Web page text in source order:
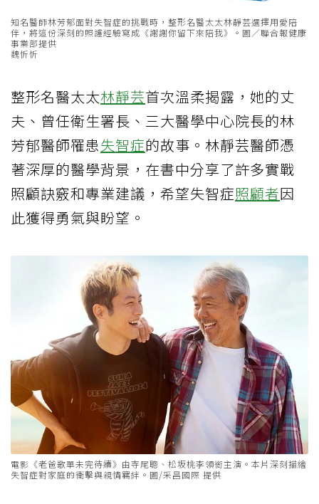
知名醫師林芳郁面對失智症的挑戰時，整形名醫太太林靜芸選擇用愛陪
伴，將這份深刻的照護經驗寫成《謝謝你留下來陪我》。圖／聯合報健康
事業部提供
魏忻忻
整形名醫太太林靜芸首次溫柔揭露，她的丈
夫、曾任衛生署長、三大醫學中心院長的林
芳郁醫師罹患失智症的故事。林靜芸醫師憑
著深厚的醫學背景，在書中分享了許多實戰
照顧訣竅和專業建議，希望失智症照顧者因
此獲得勇氣與盼望。
電影《老爸歌單未完待續》由寺尾聰、松坂桃李領銜主演。本片深刻描繪
失智症對家庭的衝擊與親情羈絆。圖/采昌國際 提供